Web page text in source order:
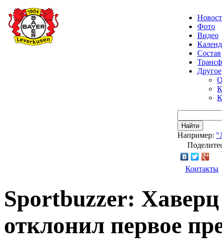
Фото
Видео
Состав
Другое
Найти
Например:
Контакты
Sportbuzzer:
отклонил первое